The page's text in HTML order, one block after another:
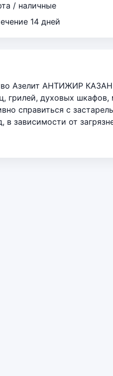
/ наличные
14 дней
Азелит АНТИЖИР
грилей, духовых
справиться с
зависимости от